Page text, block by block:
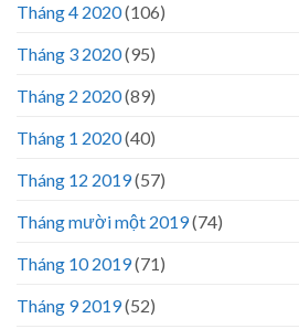
Tháng 4 2020(106)
Tháng 3 2020(95)
Tháng 2 2020(89)
Tháng 1 2020(40)
Tháng 12 2019(57)
Tháng mười một 2019(74)
Tháng 10 2019(71)
Tháng 9 2019(52)